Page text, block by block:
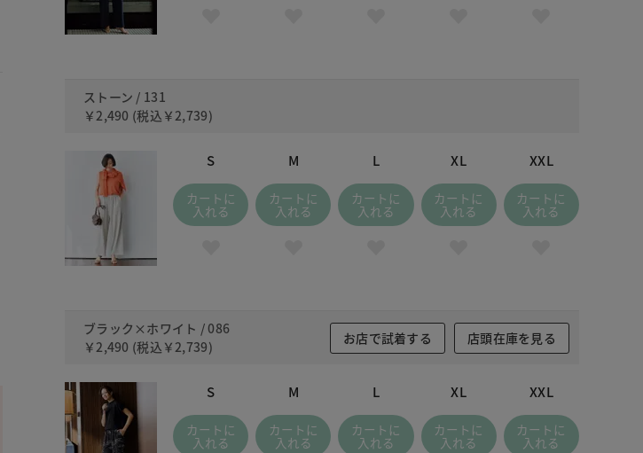
ストーン / 131
￥2,490 (税込 ￥2,739)
S
カートに
入れる
M
カートに
入れる
L
カートに
入れる
XL
カートに
入れる
XXL
カートに
入れる
ブラック×ホワイト / 086
￥2,490 (税込 ￥2,739)
お店で試着する 店頭在庫を見る
S
カートに
入れる
M
カートに
入れる
L
カートに
入れる
XL
カートに
入れる
XXL
カートに
入れる